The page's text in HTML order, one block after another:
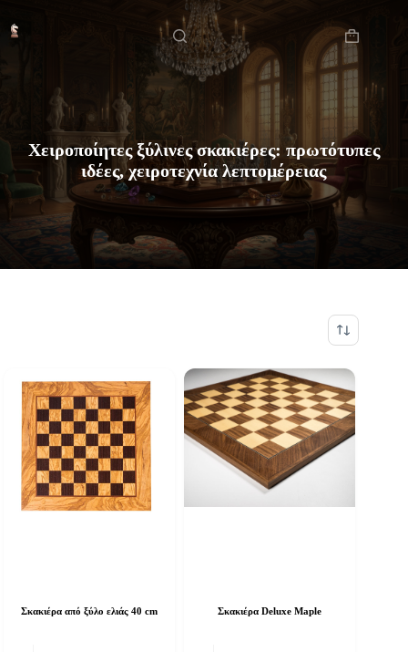
στο
περιεχόμενο
Καλάθι
Αγορών
Χειροποίητες ξύλινες σκακιέρες: πρωτότυπες
ιδέες, χειροτεχνία λεπτομέρειας
Σκακιέρα από ξύλο ελιάς 40 cm Σκακιέρα Deluxe Maple